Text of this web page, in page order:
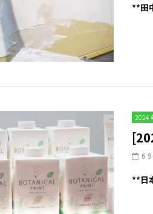
**田
2024
6
**日